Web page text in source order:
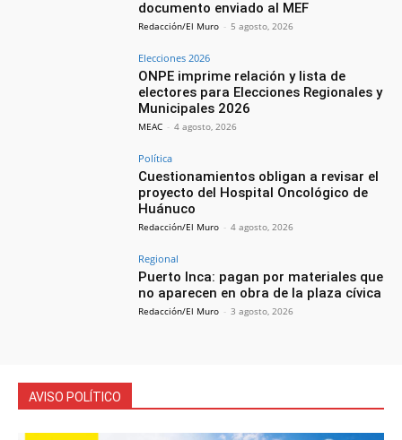
documento enviado al MEF
Redacción/El Muro - 5 agosto, 2026
Elecciones 2026
ONPE imprime relación y lista de
electores para Elecciones Regionales y
Municipales 2026
MEAC - 4 agosto, 2026
Política
Cuestionamientos obligan a revisar el
proyecto del Hospital Oncológico de
Huánuco
Redacción/El Muro - 4 agosto, 2026
Regional
Puerto Inca: pagan por materiales que
no aparecen en obra de la plaza cívica
Redacción/El Muro - 3 agosto, 2026
AVISO POLÍTICO